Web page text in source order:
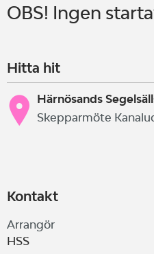
OBS! Ingen
Hitta hit
Härnösands
Skepparmöte
Kontakt
Arrangör
HSS